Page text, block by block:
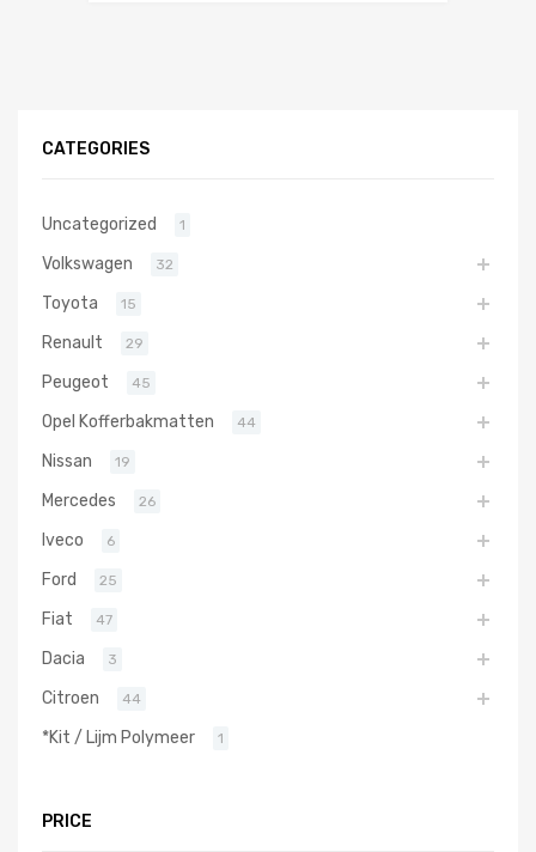
CATEGORIES
Uncategorized 1
Volkswagen 32
Toyota 15
Renault 29
Peugeot 45
Opel Kofferbakmatten 44
Nissan 19
Mercedes 26
Iveco 6
Ford 25
Fiat 47
Dacia 3
Citroen 44
*Kit / Lijm Polymeer 1
PRICE